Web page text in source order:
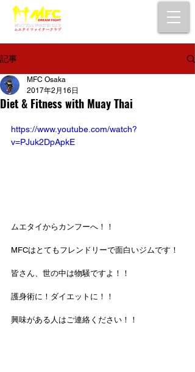
記事
Diet & Fitness with Muay Thai
MFC Osaka
2017年2月16日
https://www.youtube.com/watch?
v=PJuk2DpApkE
ムエタイからカンフーへ！！
MFCはとてもフレンドリーで面白いジムです！
皆さん、世の中は物騒ですよ！！
護身術に！ダイエットに！！
興味がある人はご連絡ください！！